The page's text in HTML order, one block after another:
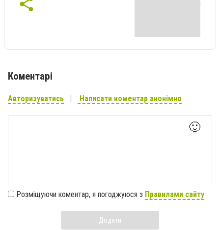
Коментарі
Авторизуватись Написати коментар анонімно
🙂
Розміщуючи коментар, я погоджуюся з Правилами сайту
Додати